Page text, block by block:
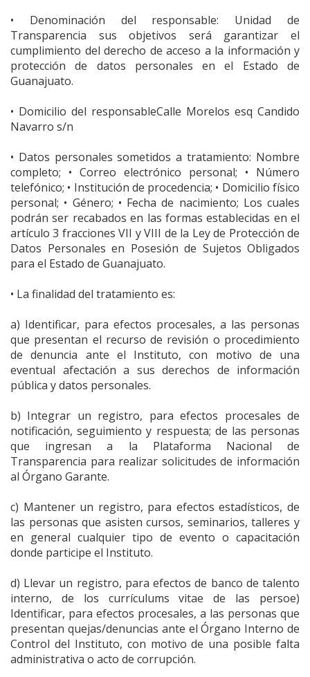
• Denominación del responsable: Unidad de
Transparencia sus objetivos será garantizar el
cumplimiento del derecho de acceso a la información y
protección de datos personales en el Estado de
Guanajuato.
• Domicilio del responsableCalle Morelos esq Candido
Navarro s/n
• Datos personales sometidos a tratamiento: Nombre
completo; • Correo electrónico personal; • Número
telefónico; • Institución de procedencia; • Domicilio físico
personal; • Género; • Fecha de nacimiento; Los cuales
podrán ser recabados en las formas establecidas en el
artículo 3 fracciones VII y VIII de la Ley de Protección de
Datos Personales en Posesión de Sujetos Obligados
para el Estado de Guanajuato.
• La finalidad del tratamiento es:
a) Identificar, para efectos procesales, a las personas
que presentan el recurso de revisión o procedimiento
de denuncia ante el Instituto, con motivo de una
eventual afectación a sus derechos de información
pública y datos personales.
b) Integrar un registro, para efectos procesales de
notificación, seguimiento y respuesta; de las personas
que ingresan a la Plataforma Nacional de
Transparencia para realizar solicitudes de información
al Órgano Garante.
c) Mantener un registro, para efectos estadísticos, de
las personas que asisten cursos, seminarios, talleres y
en general cualquier tipo de evento o capacitación
donde participe el Instituto.
d) Llevar un registro, para efectos de banco de talento
interno, de los currículums vitae de las persoe)
Identificar, para efectos procesales, a las personas que
presentan quejas/denuncias ante el Órgano Interno de
Control del Instituto, con motivo de una posible falta
administrativa o acto de corrupción.